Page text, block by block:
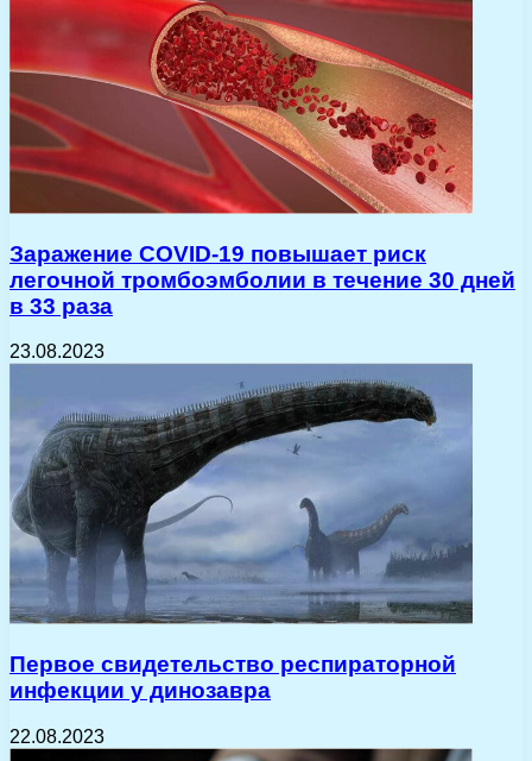
Заражение COVID-19 повышает риск
легочной тромбоэмболии в течение 30 дней
в 33 раза
23.08.2023
Первое свидетельство респираторной
инфекции у динозавра
22.08.2023